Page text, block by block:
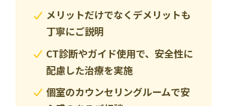
メリットだけでなくデメリットも
丁寧にご説明
CT診断やガイド使用で、安全性に
配慮した治療を実施
個室のカウンセリングルームで安